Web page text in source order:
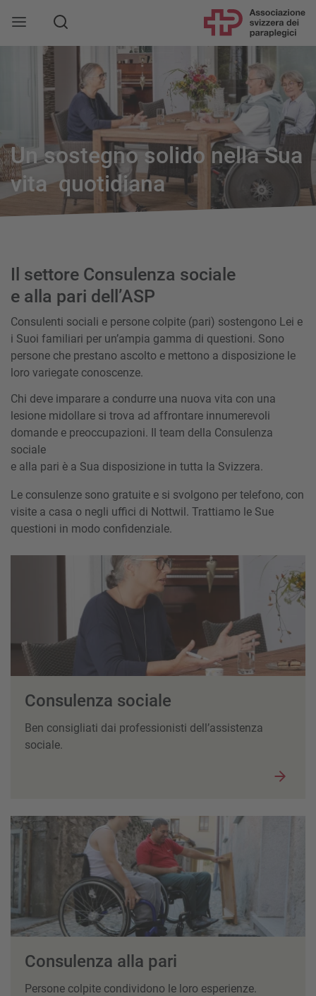
Un sostegno solido nella Sua
vita quotidiana
Il settore Consulenza sociale
e alla pari dell’ASP
Consulenti sociali e persone colpite (pari) sostengono Lei e
i Suoi familiari per un’ampia gamma di questioni. Sono
persone che prestano ascolto e mettono a disposizione le
loro variegate conoscenze.
Chi deve imparare a condurre una nuova vita con una
lesione midollare si trova ad affrontare innumerevoli
domande e preoccupazioni. Il team della Consulenza
sociale
e alla pari è a Sua disposizione in tutta la Svizzera.
Le consulenze sono gratuite e si svolgono per telefono, con
visite a casa o negli uffici di Nottwil. Trattiamo le Sue
questioni in modo confidenziale.
Consulenza sociale
Ben consigliati dai professionisti dell’assistenza
sociale.
Consulenza alla pari
Persone colpite condividono le loro esperienze.